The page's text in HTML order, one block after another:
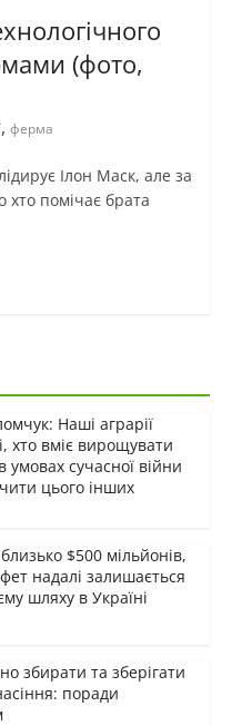
(фото,
, ферма
Ілон Маск, але за
хто помічає брата
Наші аграрії
хто вміє вирощувати
умовах сучасної війни
цього інших
$500 мільйонів,
надалі залишається
шляху в Україні
збирати та зберігати
поради